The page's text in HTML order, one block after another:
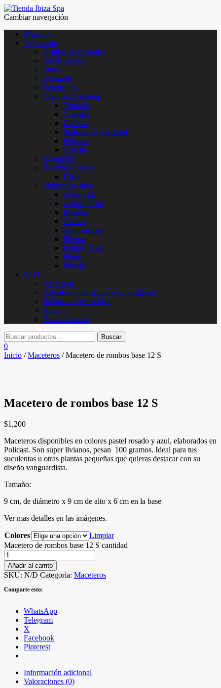
Cambiar navegación
Maceteros
Accesorios
Anillos individuales
Set de anillos
Studs
Solitarios
Pendientes
Collares y pulseras
Tipo clip
Cadenas
Chokers
Sintéticos y similares
Pulseras
Cabello
Maquillaje
Piercings y dijes
Dijes
Stickers de uñas
Abstractos
Animal Print
Detalles
Gatitos
Geometricos
Figuras
Figuras Dark
Flores
Paisajes
FAQ
Acerca de
Nuestras publicaciones en Instagram
Politica de privacidad
Blog
Como comprar
0
Inicio /Maceteros / Macetero de rombos base 12 S
Macetero de rombos base 12 S
$1,200
Maceteros disponibles en colores pastel rosado y azul, elaborados en
Policast. Son super livianos, pesan 100 gramos. Ideal para tus
suculentas u otras plantas pequeñas que quieras destacar con su
diseño vanguardista.
Tamaño:
9 cm, de diámetro x 9 cm de alto x 6 cm en la base
Ver mas detalles en las imágenes.
Colores
Limpiar
Macetero de rombos base 12 S cantidad
Añadir al carrito
SKU: N/D Categoría: Maceteros
Comparte esto:
WhatsApp
Telegram
X
Facebook
Pinterest
Información adicional
Valoraciones (0)